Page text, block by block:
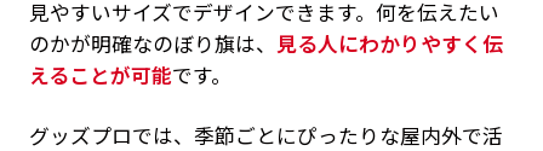
見やすいサイズでデザインできます。何を伝えたい
のかが明確なのぼり旗は、 見る人にわかりやすく伝
えることが可能です。
グッズプロでは、季節ごとにぴったりな屋内外で活